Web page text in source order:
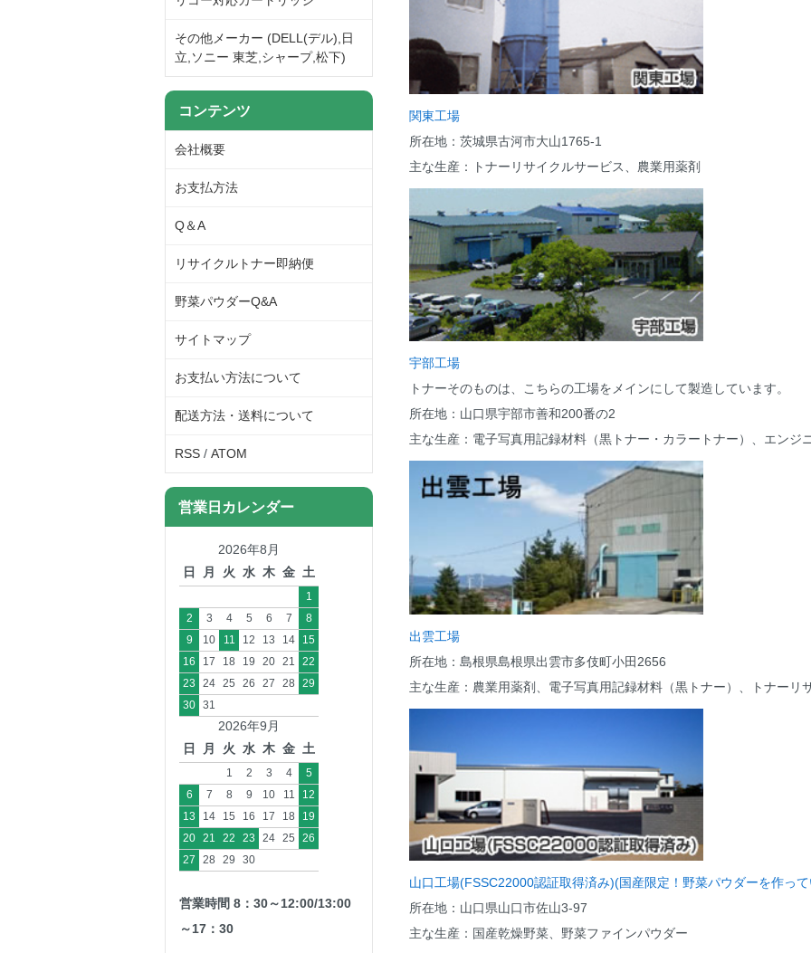
関東工場
所在地：茨城県古河市大山1765-1
主な生産：トナーリサイクルサービス、農業用薬剤
宇部工場
トナーそのものは、こちらの工場をメインにして製造しています。
所在地：山口県宇部市善和200番の2
主な生産：電子写真用記録材料（黒トナー・カラートナー）、エンジ
出雲工場
所在地：島根県島根県出雲市多伎町小田2656
主な生産：農業用薬剤、電子写真用記録材料（黒トナー）、トナーリ
山口工場(FSSC22000認証取得済み)(国産限定！野菜パウダーを作っ
所在地：山口県山口市佐山3-97
主な生産：国産乾燥野菜、野菜ファインパウダー
その他メーカー (DELL(デル),日
立,ソニー 東芝,シャープ,松下)
コンテンツ
会社概要
お支払方法
Q＆A
リサイクルトナー即納便
野菜パウダーQ&A
サイトマップ
お支払い方法について
配送方法・送料について
RSS / ATOM
営業日カレンダー
2026年8月
日
月 火 水 木 金 土
1
2
3 4 5 6 7
8
9
10 11 12 13 14
15
16
17 18 19 20 21
22
23
24 25 26 27 28
29
30 31
2026年9月
日
月 火 水 木 金 土
1 2 3 4
5
6
7 8 9 10 11
12
13
14 15 16 17 18
19
20 21 22 23 24 25
26
27
28 29 30
営業時間 8：30～12:00/13:00
～17：30